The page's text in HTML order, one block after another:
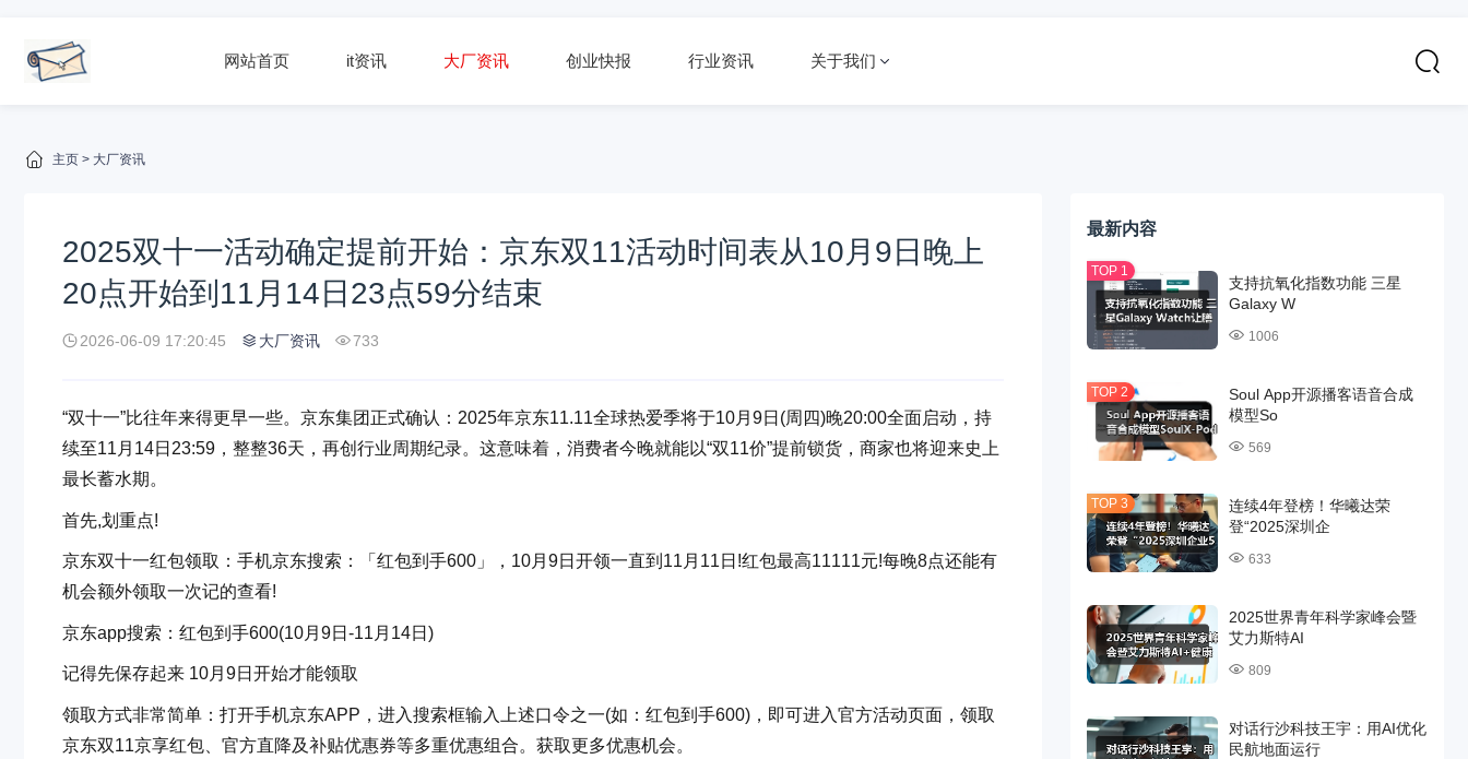
网站首页 it资讯 大厂资讯 创业快报 行业资讯 关于我们
主页 > 大厂资讯
2025双十一活动确定提前开始：京东双11活动时间表从10月9日晚上
20点开始到11月14日23点59分结束
2026-06-09 17:20:45 大厂资讯 733
“双十一”比往年来得更早一些。京东集团正式确认：2025年京东11.11全球热爱季将于10月9日(周四)晚20:00全面启动，持
续至11月14日23:59，整整36天，再创行业周期纪录。这意味着，消费者今晚就能以“双11价”提前锁货，商家也将迎来史上
最长蓄水期。
首先,划重点!
京东双十一红包领取：手机京东搜索：「红包到手600」，10月9日开领一直到11月11日!红包最高11111元!每晚8点还能有
机会额外领取一次记的查看!
京东app搜索：红包到手600(10月9日-11月14日)
记得先保存起来 10月9日开始才能领取
领取方式非常简单：打开手机京东APP，进入搜索框输入上述口令之一(如：红包到手600)，即可进入官方活动页面，领取
京东双11京享红包、官方直降及补贴优惠券等多重优惠组合。获取更多优惠机会。
最新内容
支持抗氧化指数功能 三星
Galaxy W
1006
Soul App开源播客语音合成
模型So
569
连续4年登榜！华曦达荣
登“2025深圳企
633
2025世界青年科学家峰会暨
艾力斯特AI
809
对话行沙科技王宇：用AI优化
民航地面运行